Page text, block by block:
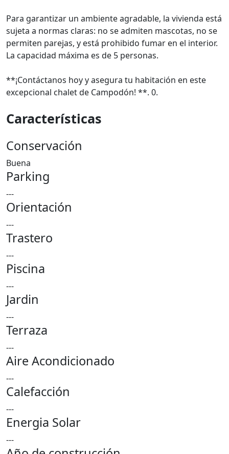
Para garantizar un ambiente agradable, la vivienda está
sujeta a normas claras: no se admiten mascotas, no se
permiten parejas, y está prohibido fumar en el interior.
La capacidad máxima es de 5 personas.
**¡Contáctanos hoy y asegura tu habitación en este
excepcional chalet de Campodón! **. 0.
Características
Conservación
Buena
Parking
---
Orientación
---
Trastero
---
Piscina
---
Jardin
---
Terraza
---
Aire Acondicionado
---
Calefacción
---
Energia Solar
---